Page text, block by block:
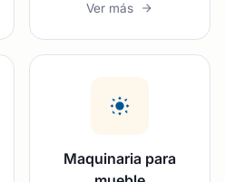
Ver más
Maquinaria para